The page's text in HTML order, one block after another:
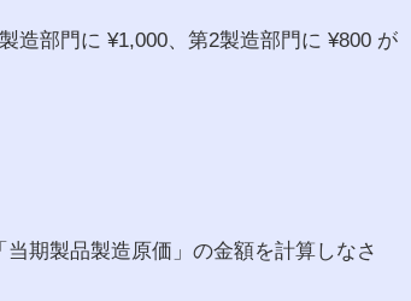
造部門に ¥1,000、第2製造部門に ¥800 が
期製品製造原価」の金額を計算しなさ